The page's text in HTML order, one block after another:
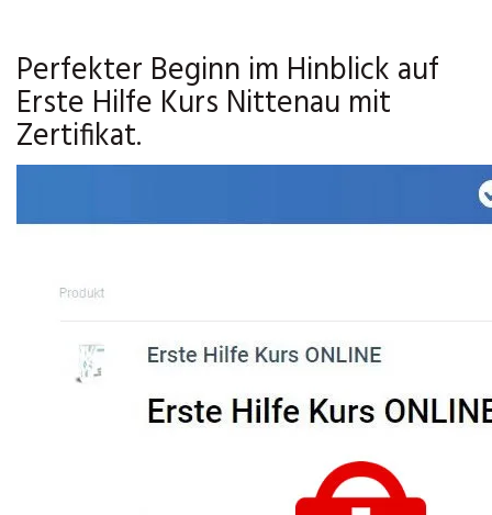
Perfekter Beginn im Hinblick auf
Erste Hilfe Kurs Nittenau mit
Zertifikat.